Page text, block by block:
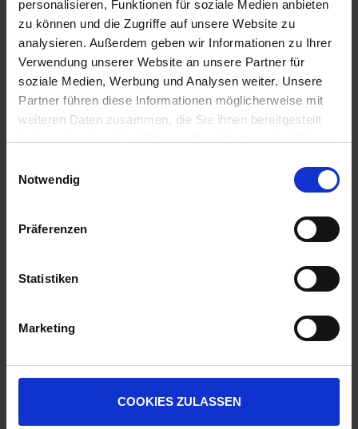
personalisieren, Funktionen für soziale Medien anbieten
zu können und die Zugriffe auf unsere Website zu
analysieren. Außerdem geben wir Informationen zu Ihrer
Verwendung unserer Website an unsere Partner für
soziale Medien, Werbung und Analysen weiter. Unsere
Partner führen diese Informationen möglicherweise mit
weiteren Daten zusammen, die Sie ihnen bereitgestellt
Notwendig
Präferenzen
Statistiken
Marketing
COOKIES ZULASSEN
Anmelden für Ihren persönlichen Preis
35,73 € / St
35,73 € pro 1 Stück
Auf Lager
QTY_CONTROL_DECREASE
IN DEN WARENKORB